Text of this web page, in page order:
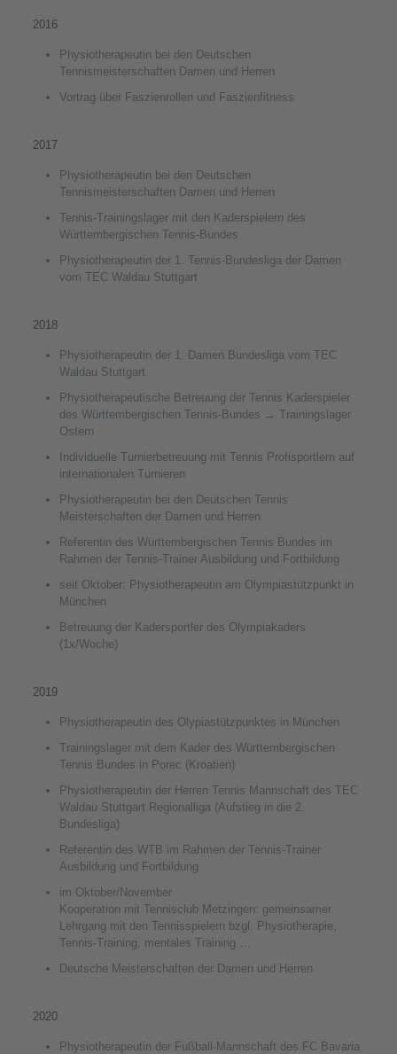
2016
Physiotherapeutin bei den Deutschen
Tennismeisterschaften Damen und Herren
Vortrag über Faszienrollen und Faszienfitness
2017
Physiotherapeutin bei den Deutschen
Tennismeisterschaften Damen und Herren
Tennis-Trainingslager mit den Kaderspielern des
Württembergischen Tennis-Bundes
Physiotherapeutin der 1. Tennis-Bundesliga der Damen
vom TEC Waldau Stuttgart
2018
Physiotherapeutin der 1. Damen Bundesliga vom TEC
Waldau Stuttgart
Physiotherapeutische Betreuung der Tennis Kaderspieler
des Württembergischen Tennis-Bundes → Trainingslager
Ostern
Individuelle Turnierbetreuung mit Tennis Profisportlern auf
internationalen Turnieren
Physiotherapeutin bei den Deutschen Tennis
Meisterschaften der Damen und Herren
Referentin des Württembergischen Tennis Bundes im
Rahmen der Tennis-Trainer Ausbildung und Fortbildung
seit Oktober: Physiotherapeutin am Olympiastützpunkt in
München
Betreuung der Kadersportler des Olympiakaders
(1x/Woche)
2019
Physiotherapeutin des Olypiastützpunktes in München
Trainingslager mit dem Kader des Württembergischen
Tennis Bundes in Porec (Kroatien)
Physiotherapeutin der Herren Tennis Mannschaft des TEC
Waldau Stuttgart Regionalliga (Aufstieg in die 2.
Bundesliga)
Referentin des WTB im Rahmen der Tennis-Trainer
Ausbildung und Fortbildung
im Oktober/November
Kooperation mit Tennisclub Metzingen: gemeinsamer
Lehrgang mit den Tennisspielern bzgl. Physiotherapie,
Tennis-Training, mentales Training …
Deutsche Meisterschaften der Damen und Herren
2020
Physiotherapeutin der Fußball-Mannschaft des FC Bavaria